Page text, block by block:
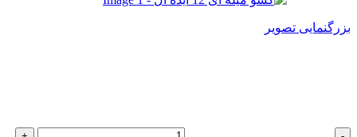
بزرگنمایی تصویر